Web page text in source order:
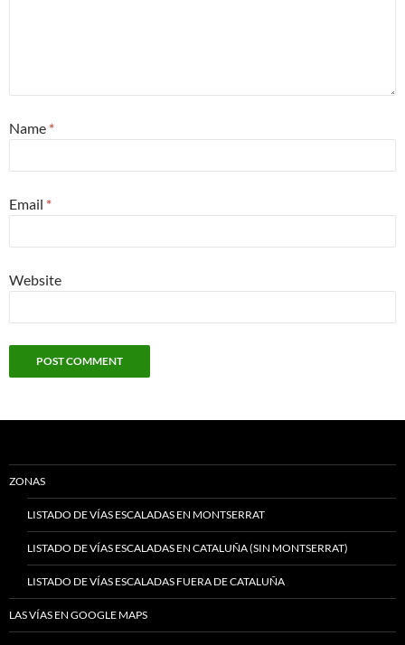
Name *
Email *
Website
ZONAS
LISTADO DE VÍAS ESCALADAS EN MONTSERRAT
LISTADO DE VÍAS ESCALADAS EN CATALUÑA (SIN MONTSERRAT)
LISTADO DE VÍAS ESCALADAS FUERA DE CATALUÑA
LAS VÍAS EN GOOGLE MAPS